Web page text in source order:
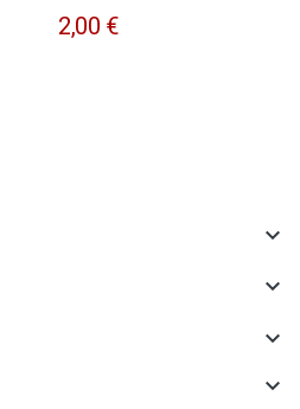
2,00 €



